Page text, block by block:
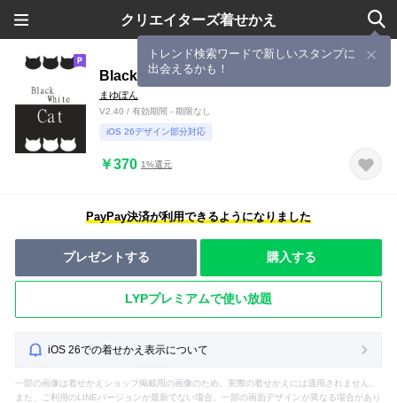
クリエイターズ着せかえ
トレンド検索ワードで新しいスタンプに
出会えるかも！
Black White Cat
まゆぽん
V2.40 / 有効期間 - 期限なし
iOS 26デザイン部分対応
￥370 1%還元
PayPay決済が利用できるようになりました
プレゼントする 購入する
LYPプレミアムで使い放題
iOS 26での着せかえ表示について
一部の画像は着せかえショップ掲載用の画像のため、実際の着せかえには適用されません。
また、ご利用のLINEバージョンが最新でない場合、一部の画面デザインが異なる場合があり